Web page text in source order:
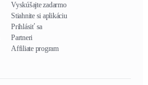
Vyskúšajte zadarmo
Stiahnite si aplikáciu
Prihlásiť sa
Partneri
Affiliate program